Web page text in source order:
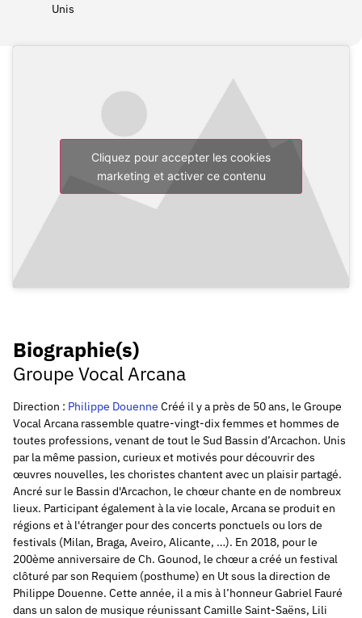
Unis
Cliquez pour accepter les cookies
marketing et activer ce contenu
Biographie(s)
Groupe Vocal Arcana
Direction : Philippe Douenne Créé il y a près de 50 ans, le Groupe
Vocal Arcana rassemble quatre-vingt-dix femmes et hommes de
toutes professions, venant de tout le Sud Bassin d’Arcachon. Unis
par la même passion, curieux et motivés pour découvrir des
œuvres nouvelles, les choristes chantent avec un plaisir partagé.
Ancré sur le Bassin d'Arcachon, le chœur chante en de nombreux
lieux. Participant également à la vie locale, Arcana se produit en
régions et à l'étranger pour des concerts ponctuels ou lors de
festivals (Milan, Braga, Aveiro, Alicante, …). En 2018, pour le
200ème anniversaire de Ch. Gounod, le chœur a créé un festival
clôturé par son Requiem (posthume) en Ut sous la direction de
Philippe Douenne. Cette année, il a mis à l’honneur Gabriel Fauré
dans un salon de musique réunissant Camille Saint-Saëns, Lili